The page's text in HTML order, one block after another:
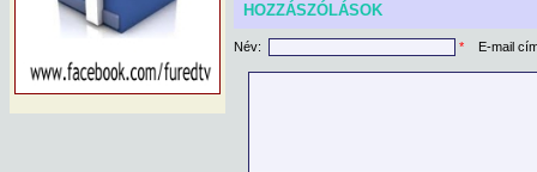
HOZZÁSZÓLÁSOK
Név: * E-mail